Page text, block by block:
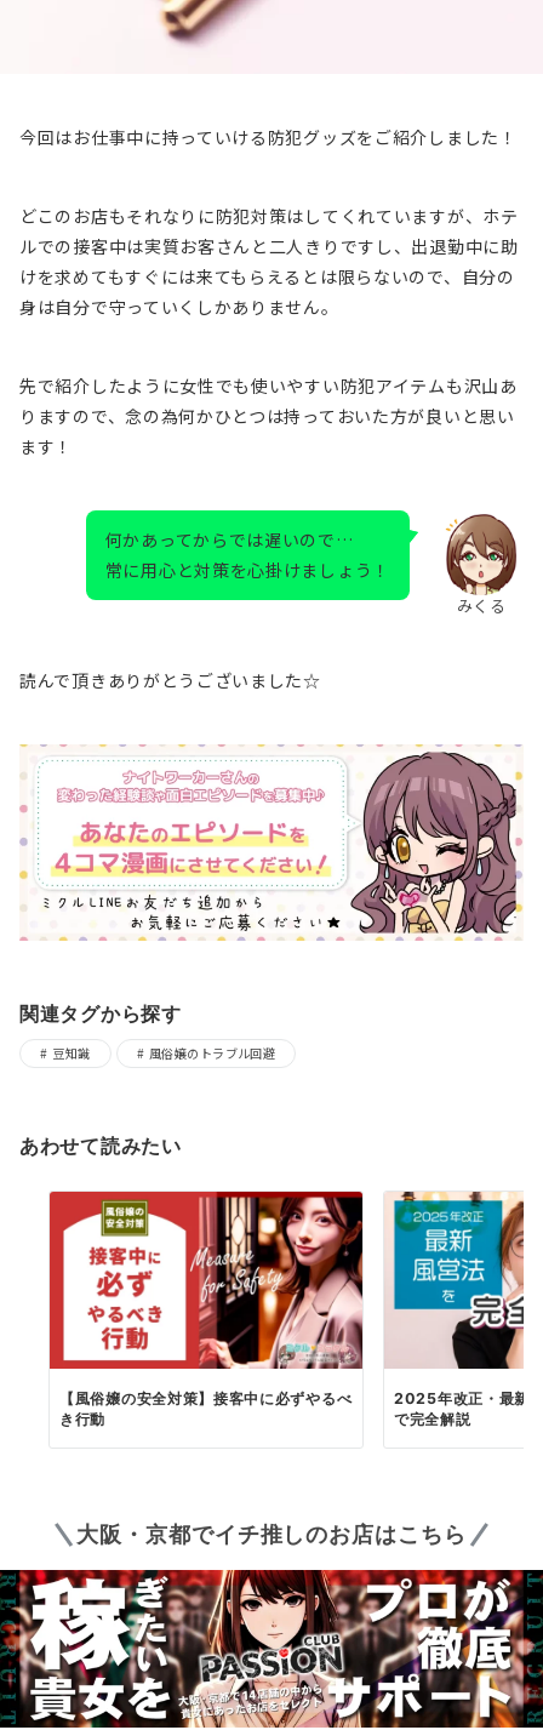
今回はお仕事中に持っていける防犯グッズをご紹介しました！
どこのお店もそれなりに防犯対策はしてくれていますが、ホテ
ルでの接客中は実質お客さんと二人きりですし、出退勤中に助
けを求めてもすぐには来てもらえるとは限らないので、自分の
身は自分で守っていくしかありません。
先で紹介したように女性でも使いやすい防犯アイテムも沢山あ
りますので、念の為何かひとつは持っておいた方が良いと思い
ます！
みくる
何かあってからでは遅いので…
常に用心と対策を心掛けましょう！
読んで頂きありがとうございました☆
関連タグから探す
豆知識 風俗嬢のトラブル回避
あわせて読みたい
【風俗嬢の安全対策】接客中に必ずやるべ
き行動
2025年改正・最新
で完全解説
大阪・京都でイチ推しのお店はこちら